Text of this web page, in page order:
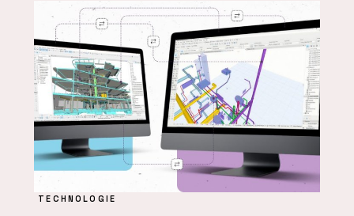
TECHNOLOGIE